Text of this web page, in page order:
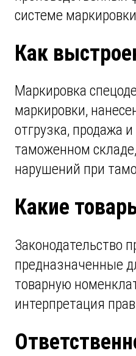
системе
Как
Маркировка
маркировки,
отгрузка, продажа
таможенном
нарушений при
Какие
Законодательство
предназначенные
товарную
интерпретация